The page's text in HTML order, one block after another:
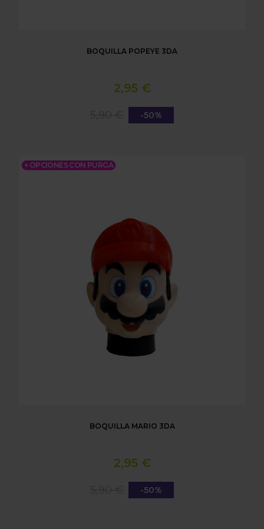
BOQUILLA POPEYE 3DA
2,95 €
-50%
+ OPCIONES CON PURGA
BOQUILLA MARIO 3DA
BOQUILLA MARIO 3DA
2,95 €
-50%